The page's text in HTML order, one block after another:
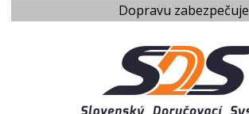
Dopravu zabezpečuje